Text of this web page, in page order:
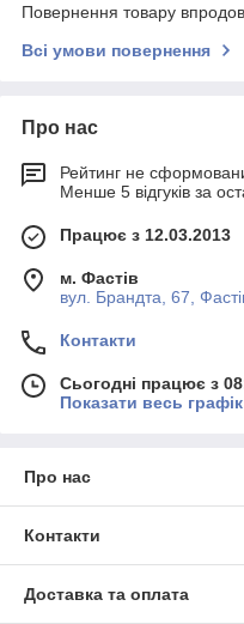
Повернення товару
Всі умови повернення
Про нас
Рейтинг не
Менше 5 відгуків за
Працює з 12.03.2013
м. Фастів
вул. Брандта, 67,
Контакти
Сьогодні працює з
Показати весь
Про нас
Контакти
Доставка та оплата